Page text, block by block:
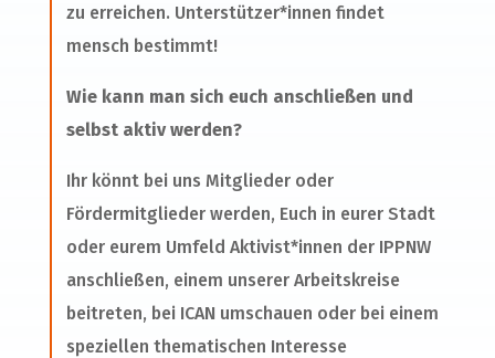
zu erreichen. Unterstützer*innen findet
mensch bestimmt!
Wie kann man sich euch anschließen und
selbst aktiv werden?
Ihr könnt bei uns Mitglieder oder
Fördermitglieder werden, Euch in eurer Stadt
oder eurem Umfeld Aktivist*innen der IPPNW
anschließen, einem unserer Arbeitskreise
beitreten, bei ICAN umschauen oder bei einem
speziellen thematischen Interesse